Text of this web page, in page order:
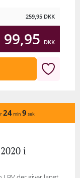
259,95 DKK
99,95 DKK
24min 9 sek
i